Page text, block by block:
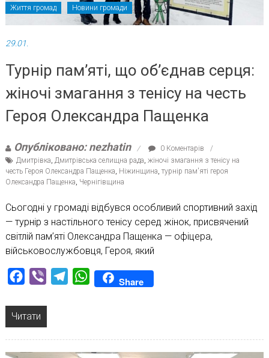
Життя громад Новини громади
29.01.
Турнір пам’яті, що об’єднав серця:
жіночі змагання з тенісу на честь
Героя Олександра Пащенка
Опубліковано: nezhatin
0 Коментарів
Дмитрівка Дмитрівська селищна рада жіночі змагання з тенісу на
честь Героя Олександра Пащенка Ніжинщина турнір пам'яті героя
Олександра Пащенка Чернігівщина
Сьогодні у громаді відбувся особливий спортивний захід
— турнір з настільного тенісу серед жінок, присвячений
світлій пам’яті Олександра Пащенка — офіцера,
військовослужбовця, Героя, який
Facebook
Viber TelegramWhatsAppShare
Читати